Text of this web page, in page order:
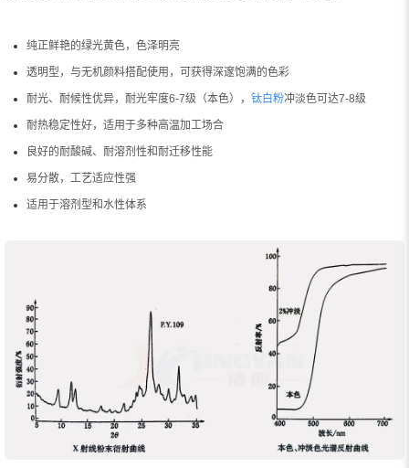
纯正鲜艳的绿光黄色，色泽明亮
透明型，与无机颜料搭配使用，可获得深邃饱满的色彩
耐光、耐候性优异，耐光牢度6-7级（本色）， 钛白粉冲淡色可达7-8级
耐热稳定性好，适用于多种高温加工场合
良好的耐酸碱、耐溶剂性和耐迁移性能
易分散，工艺适应性强
适用于溶剂型和水性体系